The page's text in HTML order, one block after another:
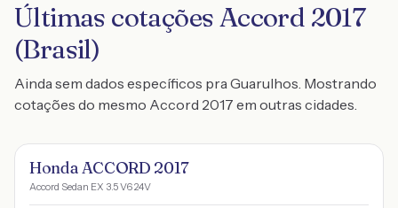
Últimas cotações Accord 2017
(Brasil)
Ainda sem dados específicos pra Guarulhos. Mostrando
cotações do mesmo Accord 2017 em outras cidades.
Honda ACCORD 2017
Accord Sedan EX 3.5 V6 24V